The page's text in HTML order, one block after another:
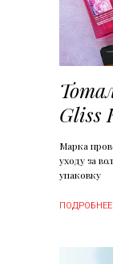
Gliss
Марка
уходу за
упаковку
ПОДРОБНЕЕ